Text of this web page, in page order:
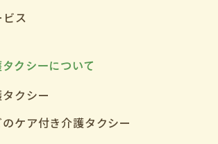
クシーについて
クシー
ケア付き介護タクシー